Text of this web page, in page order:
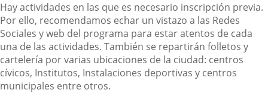
Hay actividades en las que es necesario inscripción previa.
Por ello, recomendamos echar un vistazo a las Redes
Sociales y web del programa para estar atentos de cada
una de las actividades. También se repartirán folletos y
cartelería por varias ubicaciones de la ciudad: centros
cívicos, Institutos, Instalaciones deportivas y centros
municipales entre otros.